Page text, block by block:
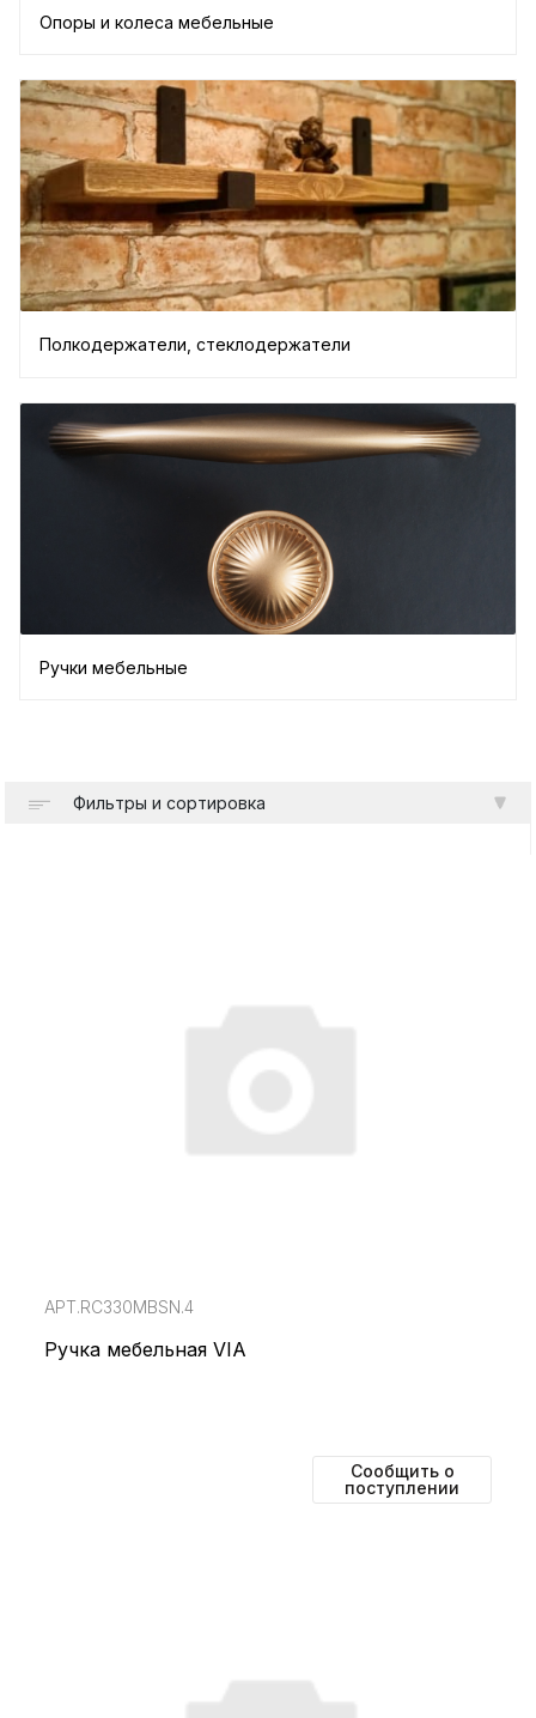
Опоры и колеса мебельные
Полкодержатели, стеклодержатели
Ручки мебельные
Фильтры и сортировка
АРТ.RC330MBSN.4
Ручка мебельная VIA
Сообщить о
поступлении